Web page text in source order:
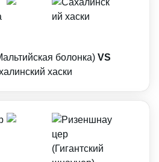
болонка) VS
хаски